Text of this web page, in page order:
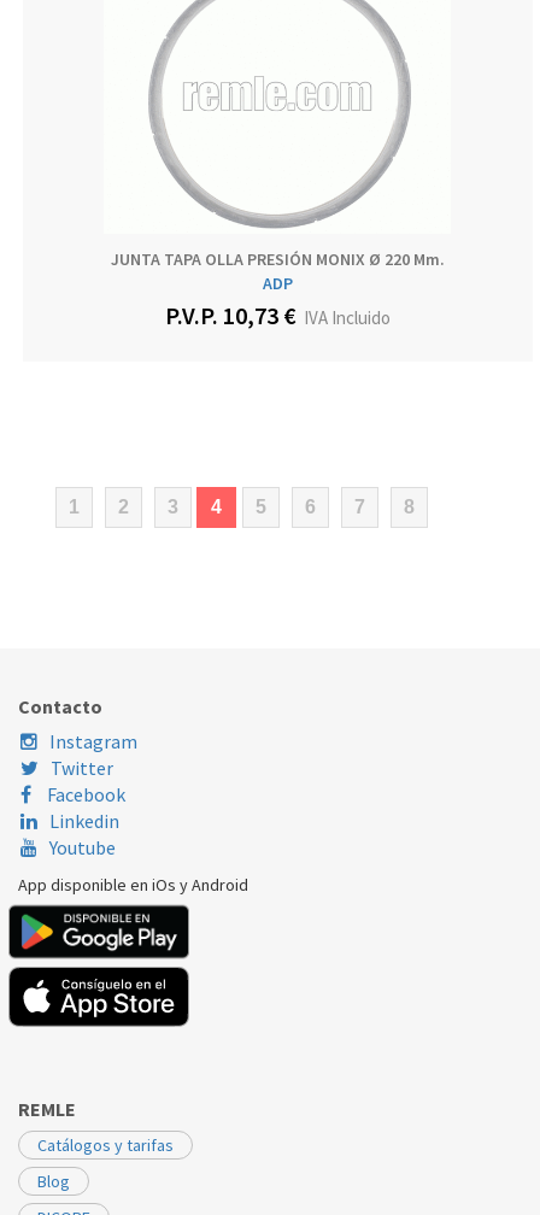
JUNTA TAPA OLLA PRESIÓN MONIX Ø 220 Mm.
ADP
P.V.P. 10,73 €IVA Incluido
1 2 3 4(current)
5 6 7 8
Contacto
Instagram
Twitter
Facebook
Linkedin
Youtube
App disponible en iOs y Android
REMLE
Catálogos y tarifas
Blog